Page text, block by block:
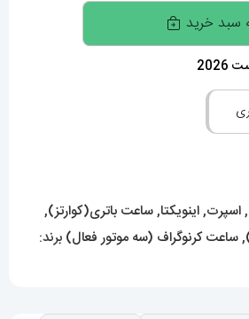
سبد خرید
,اسپرت,اینویکتا,ساعت باتری(کوارتز),
,ساعت کرنوگراف (سه موتور فعال) برند: